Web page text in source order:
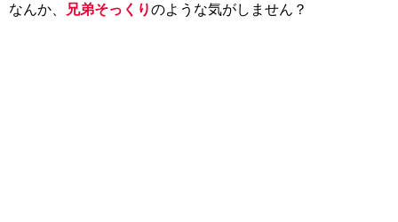
なんか、 兄弟そっくりのような気がしません？